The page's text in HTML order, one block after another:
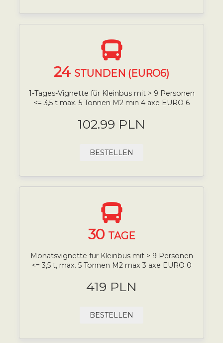
24 STUNDEN (EURO6)
1-Tages-Vignette für Kleinbus mit > 9 Personen
<= 3,5 t max. 5 Tonnen M2 min 4 axe EURO 6
102.99 PLN
BESTELLEN
30 TAGE
Monatsvignette für Kleinbus mit > 9 Personen
<= 3,5 t, max. 5 Tonnen M2 max 3 axe EURO 0
419 PLN
BESTELLEN